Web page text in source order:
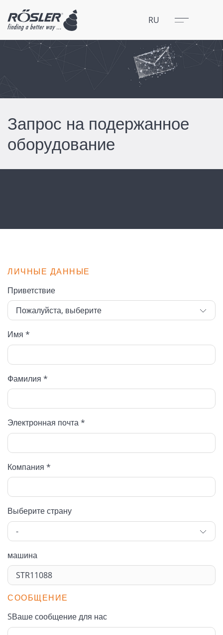
RU Меню
Закрыть
Запрос на подержанное
оборудование
ЛИЧНЫЕ ДАННЫЕ
Приветствие
Имя *
Фамилия *
Электронная почта *
Компания *
Выберите страну
машина
СООБЩЕНИЕ
SВаше сообщение для нас